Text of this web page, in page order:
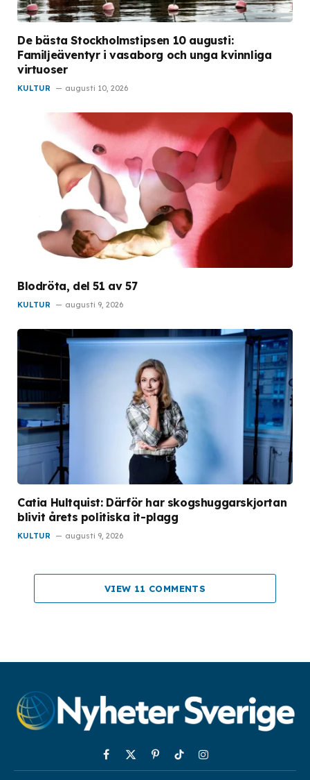
De bästa Stockholmstipsen 10 augusti:
Familjeäventyr i vasaborg och unga kvinnliga
virtuoser
KULTUR augusti 10, 2026
Blodröta, del 51 av 57
KULTUR augusti 9, 2026
Catia Hultquist: Därför har skogshuggarskjortan
blivit årets politiska it-plagg
KULTUR augusti 9, 2026
VIEW 11 COMMENTS
Facebook
X
(Twitter)
PinterestTikTokInstagram